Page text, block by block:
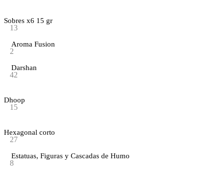
Sobres x6 15 gr
13
Aroma Fusion
2
Darshan
42
Dhoop
15
Hexagonal corto
27
Estatuas, Figuras y Cascadas de Humo
8